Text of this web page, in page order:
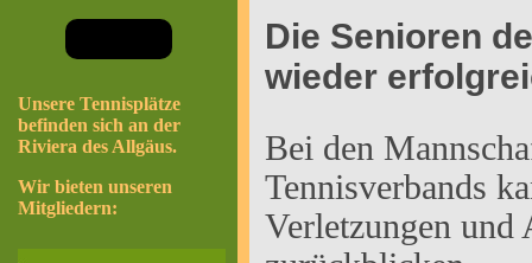
Unsere Tennisplätze
befinden sich an der
Riviera des Allgäus.
Wir bieten unseren
Mitgliedern:
Die Senioren
wieder
Bei den
Tennisverbands
Verletzungen und